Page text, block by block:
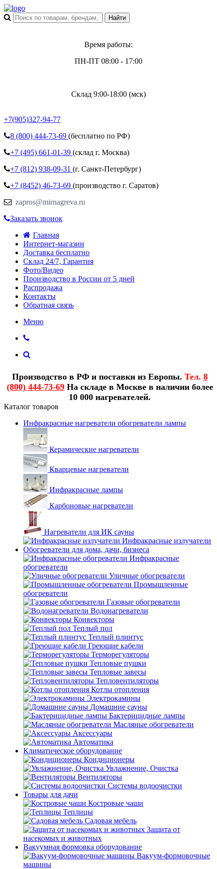
Время работы:
ПН-ПТ 08:00 - 17:00
Склад 9:00-18:00 (мск)
+7(905)327-94-77
8 (800) 444-73-69 (бесплатно по РФ)
+7 (495) 661-01-39 (склад г. Москва)
+7 (812) 938-09-31 (г. Санкт-Петербург)
+7 (8452) 46-73-69 (производство г. Саратов)
zapros@mirnagreva.ru
Заказать звонок
Главная
Интернет-магазин
Доставка бесплатно
Склад 24/7, Гарантия
Фото/Видео
Производство в России от 5 дней
Распродажа
Контакты
Обратная связь
Меню
Производство в РФ и поставки из Европы. Тел. 8
(800) 444-73-69На складе в Москве в наличии более
10 000 нагревателей.
Каталог товаров
Инфракрасные нагреватели обогреватели лампы
Керамические нагреватели
Кварцевые нагреватели
Инфракрасные лампы
Карбоновые нагреватели
Нагреватели для ИК сауны
Инфракрасные излучатели
Обогреватели для дома, дачи, бизнеса
Инфракрасные
обогреватели
Уличные обогреватели
Промышленные
обогреватели
Газовые обогреватели
Водонагреватели
Конвекторы
Теплый пол
Теплый плинтус
Греющие кабели
Терморегуляторы
Тепловые пушки
Тепловые завесы
Тепловентиляторы
Котлы отопления
Электрокамины
Домашние сауны
Бактерицидные лампы
Масляные обогреватели
Аксессуары
Автоматика
Климатическое оборудование
Кондиционеры
Увлажнение, Очистка
Вентиляторы
Системы водоочистки
Товары для дачи
Костровые чаши
Теплицы
Садовая мебель
Защита от
насекомых и животных
Вакуумная формовка оборудование
Вакуум-формовочные
машины